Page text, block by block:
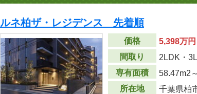
ルネ柏ザ・レジデンス 先着順
価格
5,398万
間取り
2LDK・
専有面積
58.47m2
所在地
千葉県柏